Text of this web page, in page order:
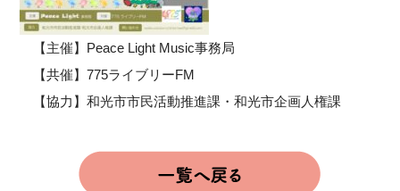
【主催】Peace Light Music事務局
【共催】775ライブリーFM
【協力】和光市市民活動推進課・和光市企画人権課